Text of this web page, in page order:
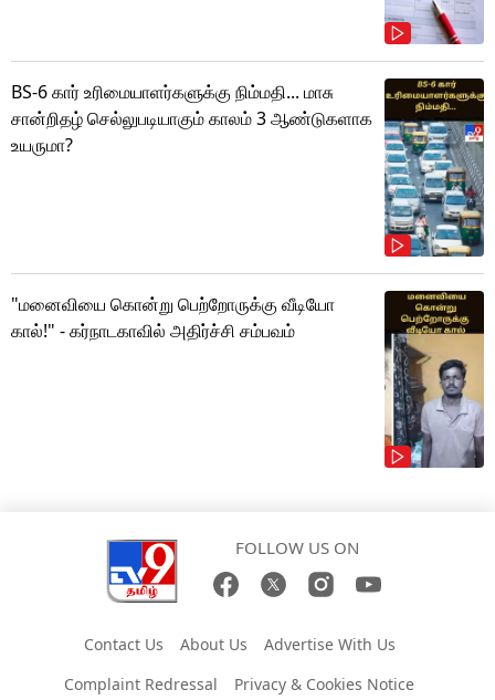
BS-6 கார் உரிமையாளர்களுக்கு நிம்மதி... மாசு
சான்றிதழ் செல்லுபடியாகும் காலம் 3 ஆண்டுகளாக
உயருமா?
"மனைவியை கொன்று பெற்றோருக்கு வீடியோ
கால்!" - கர்நாடகாவில் அதிர்ச்சி சம்பவம்
FOLLOW US ON
Contact Us About Us
Advertise With Us
Complaint Redressal
Privacy & Cookies Notice